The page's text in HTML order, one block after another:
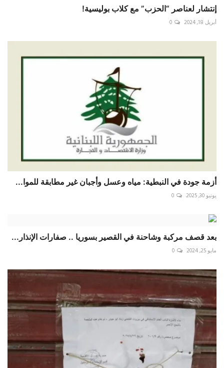
إنتشار لعناصر “الحزب” مع كلاب بوليسية!
أبريل 18, 2024 0
أزمة جودة في النبطية: مياه وعسل وأجبان غير مطابقة للموا...
يونيو 30, 2025 0
بعد قصف مركبة وشاحنة في القصير بسوريا .. صفارات الإنذار...
مايو 25, 2024 0